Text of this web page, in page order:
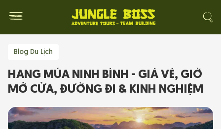
Blog Du Lịch
HANG MÚA NINH BÌNH - GIÁ VÉ, GIỜ
MỞ CỬA, ĐƯỜNG ĐI & KINH NGHIỆM